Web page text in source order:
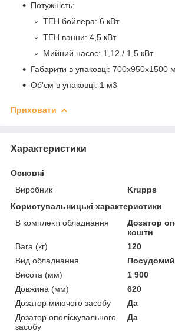
Потужність:
ТЕН бойлера: 6 кВт
ТЕН ванни: 4,5 кВт
Мийний насос: 1,12 / 1,5 кВт
Габарити в упаковці: 700x950x1500
Об'єм в упаковці: 1 м3
Приховати
Характеристики
Основні
Виробник
Krupps
Користувальницькі характеристики
В комплекті обладнання
Дозатор
кошти
Вага (кг)
120
Вид обладнання
Висота (мм)
1 900
Довжина (мм)
620
Дозатор миючого засобу
Да
Дозатор ополіскувального
засобу
Да